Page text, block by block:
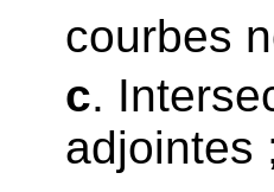
courbes
c.
adjointes